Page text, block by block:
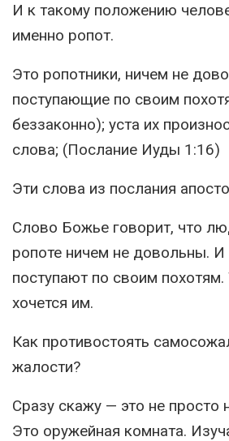
И к такому положению
именно ропот.
Это ропотники, ничем не
поступающие по своим
беззаконно); уста их
слова; (Послание Иуды 1:16)
Эти слова из послания
Слово Божье говорит, что
ропоте ничем не довольны.
поступают по своим похотям.
хочется им.
Как противостоять
жалости?
Сразу скажу — это не просто
Это оружейная комната.